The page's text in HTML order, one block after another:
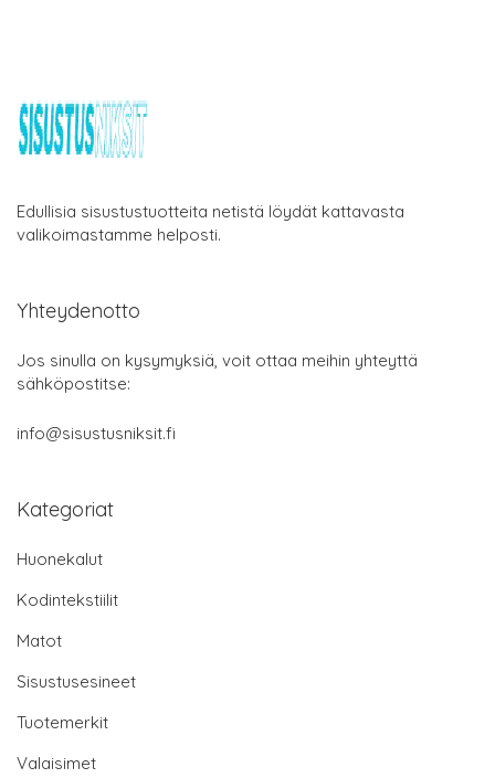
Edullisia sisustustuotteita netistä löydät kattavasta
valikoimastamme helposti.
Yhteydenotto
Jos sinulla on kysymyksiä, voit ottaa meihin yhteyttä
sähköpostitse:
info@sisustusniksit.fi
Kategoriat
Huonekalut
Kodintekstiilit
Matot
Sisustusesineet
Tuotemerkit
Valaisimet